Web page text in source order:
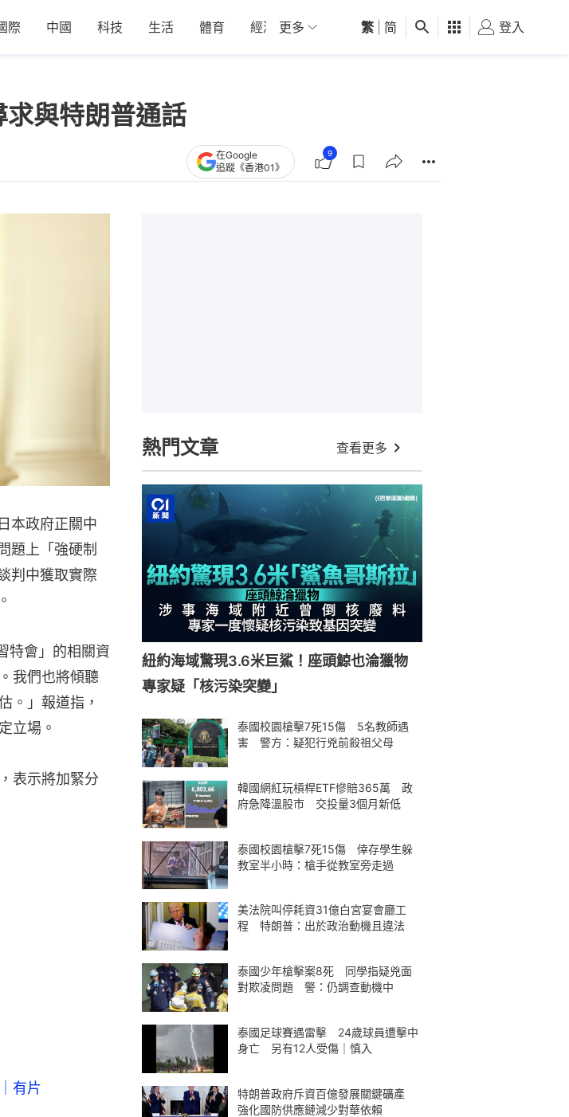
際 中國 科技 生活 體育 經濟 01深圳 觀點 健康 好食玩飛
更多 繁 简 登入
與特朗普通話
在Google
追蹤《香港01》
9
本政府正關中
題上「強硬制
判中獲取實際
特會」的相關資
我們也將傾聽
。」報道指，
立場。
表示將加緊分
有片
熱門文章 查看更多
紐約海域驚現3.6米巨鯊！座頭鯨也淪獵物
專家疑「核污染突變」
泰國校園槍擊7死15傷 5名教師遇
害 警方：疑犯行兇前殺祖父母
韓國網紅玩槓桿ETF慘賠365萬 政
府急降溫股市 交投量3個月新低
泰國校園槍擊7死15傷 倖存學生躲
教室半小時：槍手從教室旁走過
美法院叫停耗資31億白宮宴會廳工
程 特朗普：出於政治動機且違法
泰國少年槍擊案8死 同學指疑兇面
對欺凌問題 警：仍調查動機中
泰國足球賽遇雷擊 24歲球員遭擊中
身亡 另有12人受傷｜慎入
特朗普政府斥資百億發展關鍵礦產
強化國防供應鏈減少對華依賴